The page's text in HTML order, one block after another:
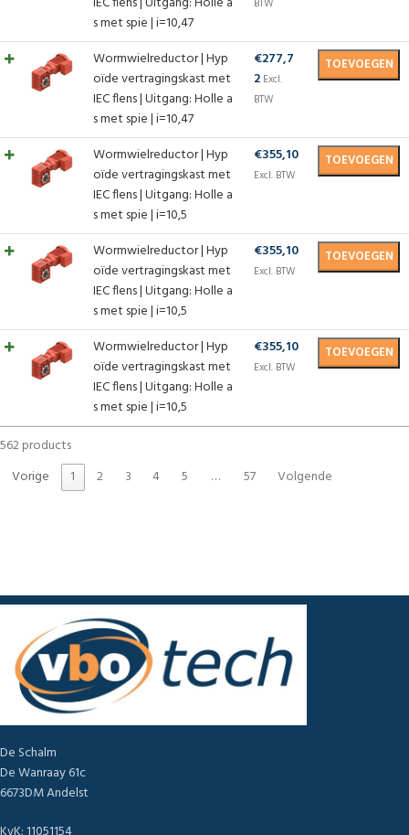
s met spie | i=10,47
BTW
Wormwielreductor | Hyp
oïde vertragingskast met
IEC flens | Uitgang: Holle a
s met spie | i=10,47
€277,7
2 Excl.
BTW
TOEVOEGEN
Wormwielreductor | Hyp
oïde vertragingskast met
IEC flens | Uitgang: Holle a
s met spie | i=10,5
€355,10
Excl. BTW
TOEVOEGEN
Wormwielreductor | Hyp
oïde vertragingskast met
IEC flens | Uitgang: Holle a
s met spie | i=10,5
€355,10
Excl. BTW
TOEVOEGEN
Wormwielreductor | Hyp
oïde vertragingskast met
IEC flens | Uitgang: Holle a
s met spie | i=10,5
€355,10
Excl. BTW
TOEVOEGEN
562 products
Vorige
1 2 3 4 5 … 57 Volgende
De Schalm
De Wanraay 61c
6673DM Andelst